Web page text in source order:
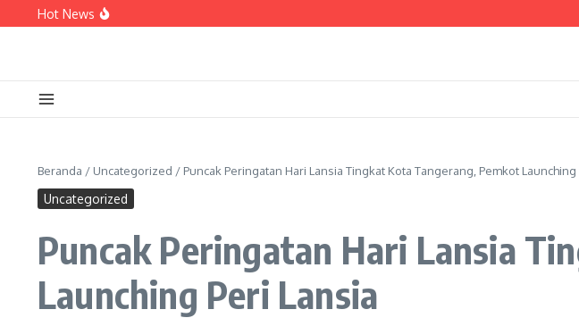
Lewati ke konten
Hot News
Armada BPBD Bertambah, Sachrudin: Perkuat Kesiapsiagaan Bencana hingga
Beranda / Uncategorized / Puncak Peringatan Hari Lansia Tingkat Kota Tangerang, Pemkot Launching
Uncategorized
Puncak Peringatan Hari Lansia
Launching Peri Lansia